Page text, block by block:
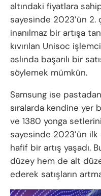
altındaki fiyatlara
sayesinde 2023’ün
inanılmaz bir artışa
kıvırılan Unisoc
aslında başarılı bir
söylemek mümkün.
Samsung ise
sıralarda kendine yer
ve 1380 yonga
sayesinde 2023’ün
hafif bir artış yaşadı.
düzey hem de alt
ederek satışların